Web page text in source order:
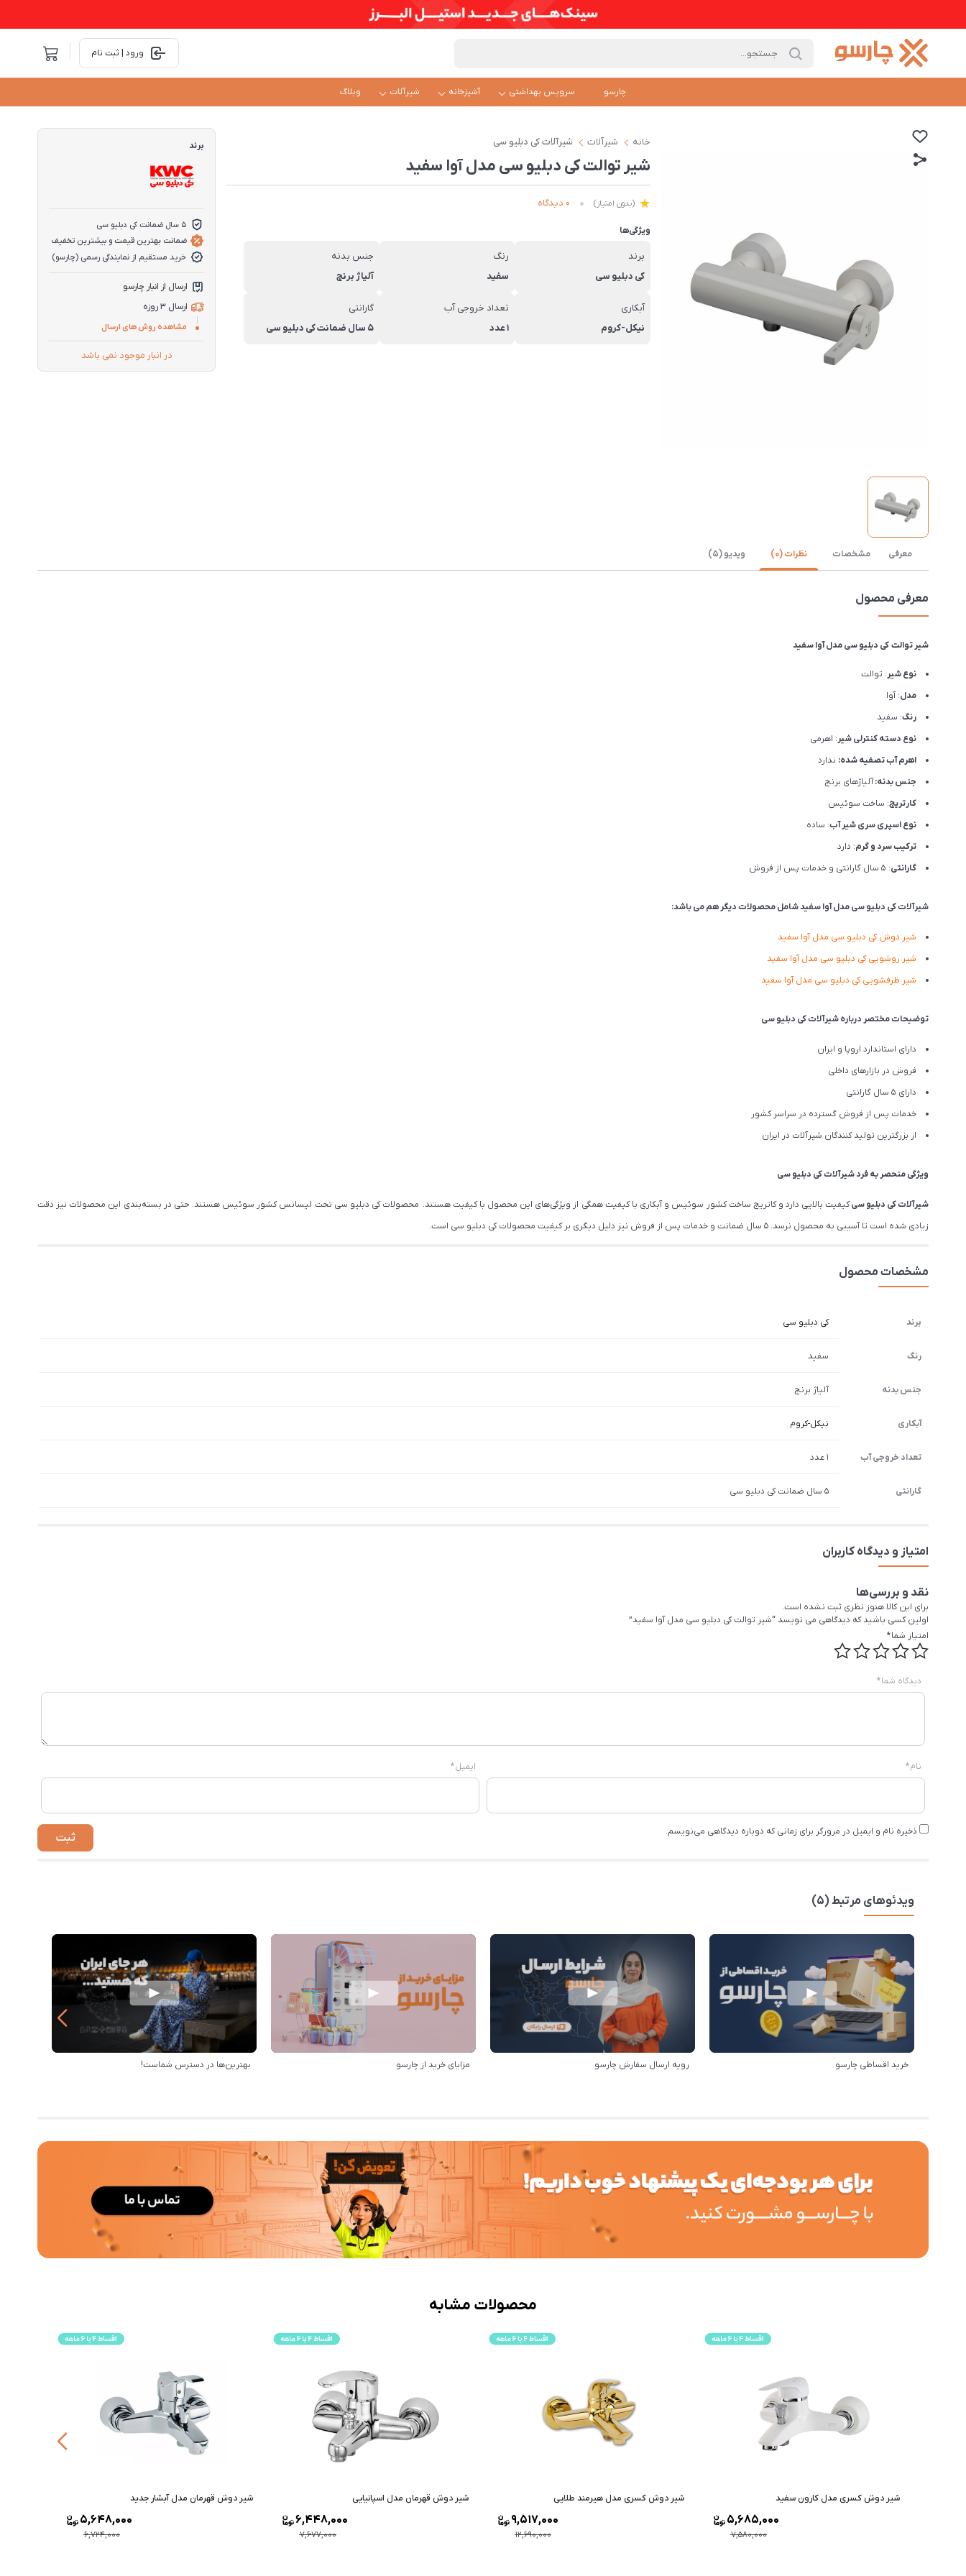
ورود | ثبت نام
چارسو سرویس بهداشتی آشپزخانه شیرآلات وبلاگ
خانه شیرآلات شیرآلات کی دبلیو سی
شیر توالت کی دبلیو سی مدل آوا سفید
(بدون امتیاز) 0 دیدگاه
ویژگی‌ها
برند
کی دبلیو سی
رنگ
سفید
جنس بدنه
آلیاژ برنج
آبکاری
نیکل-کروم
تعداد خروجی آب
1 عدد
گارانتی
5 سال ضمانت کی دبلیو سی
برند
5 سال ضمانت کی دبلیو سی
ضمانت بهترین قیمت و بیشترین تخفیف
خرید مستقیم از نمایندگی رسمی (چارسو)
ارسال از انبار چارسو
ارسال 3 روزه
مشاهده روش های ارسال
در انبار موجود نمی باشد
معرفی مشخصات نظرات (0) ویدیو (5)
معرفی محصول
شیر توالت کی دبلیو سی مدل آوا سفید
نوع شیر: توالت
مدل: آوا
رنگ: سفید
نوع دسته کنترلی شیر: اهرمی
اهرم آب تصفیه شده: ندارد
جنس بدنه:آلیاژهای برنج
کارتریج: ساخت سوئیس
نوع اسپری سری شیر آب: ساده
ترکیب سرد و گرم: دارد
گارانتی: 5 سال گارانتی و خدمات پس از فروش
شیرآلات کی دبلیو سی مدل آوا سفید شامل محصولات دیگر هم می باشد:
شیر دوشکی دبلیو سی مدل آوا سفید
شیر روشوییکی دبلیو سی مدل آوا سفید
شیر ظرفشوییکی دبلیو سی مدل آوا سفید
توضیحات مختصر درباره شیرآلات کی دبلیو سی
دارای استاندارد اروپا و ایران
فروش در بازارهای داخلی
دارای 5 سال گارانتی
خدمات پس از فروش گسترده در سراسر کشور
از بزرگترین تولید کنندگان شیرآلات در ایران
ویژگی منحصر به فرد شیرآلات کی دبلیو سی
شیرآلاتکی دبلیو سیکیفیت بالایی دارد و کاتریج ساخت کشور سوئیس و آبکاری با کیفیت همگی از ویژگی‌های این محصول با کیفیت هستند. محصولات کی دبلیو سی تحت لیسانس کشور سوئیس هستند. حتی در بسته‌بندی این محصولات نیز دقت
زیادی شده است تا آسیبی به محصول نرسد. 5 سال ضمانت و خدمات پس از فروش نیز دلیل دیگری بر کیفیت محصولات کی دبلیو سی است.
مشخصات محصول
برند کی دبلیو سی
رنگ سفید
جنس بدنه آلیاژ برنج
آبکاری نیکل-کروم
تعداد خروجی آب 1 عدد
گارانتی 5 سال ضمانت کی دبلیو سی
امتیاز و دیدگاه کاربران
نقد و بررسی‌ها
برای این کالا هنوز نظری ثبت نشده است.
اولین کسی باشید که دیدگاهی می نویسد “شیر توالت کی دبلیو سی مدل آوا سفید”
امتیاز شما*
دیدگاه شما*
نام* ایمیل*
ذخیره نام و ایمیل در مرورگر برای زمانی که دوباره دیدگاهی می‌نویسم.
ویدئوهای مرتبط (5)
خرید اقساطی چارسو رویه ارسال سفارش چارسو مزایای خرید از چارسو بهترین‌ها در دسترس شماست!
محصولات مشابه
شیر دوش کسری مدل کارون سفید
7,580,000
5,685,000
شیر دوش کسری مدل هیرمند طلایی
12,690,000
9,517,000
شیر دوش قهرمان مدل اسپانیایی
7,677,000
6,448,000
شیر دوش قهرمان مدل آبشار جدید
6,724,000
5,648,000